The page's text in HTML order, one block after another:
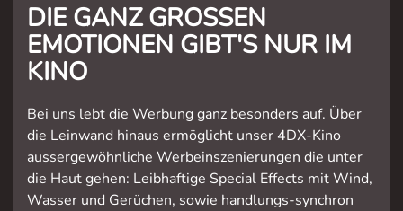
DIE GANZ GROSSEN
EMOTIONEN GIBT'S NUR IM
KINO
Bei uns lebt die Werbung ganz besonders auf. Über
die Leinwand hinaus ermöglicht unser 4DX-Kino
aussergewöhnliche Werbeinszenierungen die unter
die Haut gehen: Leibhaftige Special Effects mit Wind,
Wasser und Gerüchen, sowie handlungs-synchron